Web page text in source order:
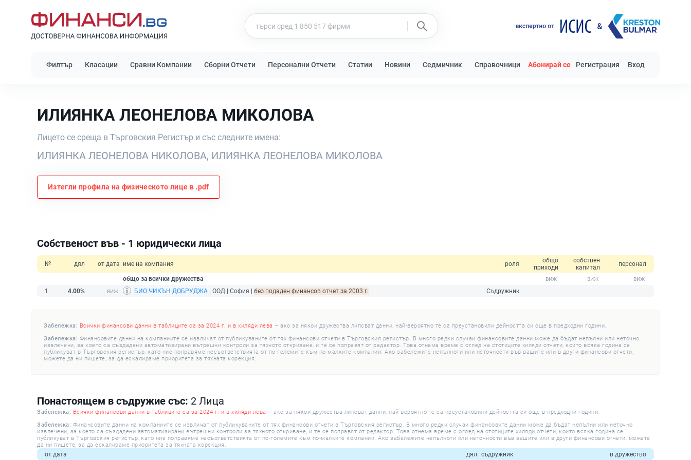
Филтър Класации Сравни Компании Сборни Отчети Персонални Отчети Статии Новини Седмичник Справочници Абонирай се Регистрация Вход
ИЛИЯНКА ЛЕОНЕЛОВА МИКОЛОВА
Лицето се среща в Търговския Регистър и със следните имена:
ИЛИЯНКА ЛЕОНЕЛОВА НИКОЛОВА, ИЛИЯНКА ЛЕОНЕЛОВА МИКОЛОВА
Изтегли профила на физическото лице в .pdf
Собственост във - 1 юридически лица
№ дял от дата име на компания роля
общо
приходи
собствен
капитал
персонал
общо за всички дружества
1
4.00% БИО ЧИКЪН ДОБРУДЖА | ООД | София | без подаден финансов отчет за 2003 г. Съдружник
Забележка: Всички финансови данни в таблиците са за 2024 г. и в хиляди лева – ако за някои дружества липсват данни, най-вероятно те са преустановили дейността си още в предходни години.
Забележка: Финансовите данни на компаниите се извличат от публикуваните от тях финансови отчети в Търговския регистър. В много редки случаи финансовите данни може да бъдат непълни или неточно
извлечени, за което са създадени автоматизирани вътрешни контроли за тяхното откриване, и те се поправят от редактор. Това отнема време с оглед на стотиците хиляди отчети, които всяка година се
публикуват в Търговския регистър, като ние поправяме несъответствията от по-големите към по-малките компании. Ако забележите непълноти или неточности във вашите или в други финансови отчети,
можете да ни пишете, за да ескалираме приоритета за тяхната корекция.
Понастоящем в съдружие със: 2 Лица
Забележка: Всички финансови данни в таблиците са за 2024 г. и в хиляди лева – ако за някои дружества липсват данни, най-вероятно те са преустановили дейността си още в предходни години.
Забележка: Финансовите данни на компаниите се извличат от публикуваните от тях финансови отчети в Търговския регистър. В много редки случаи финансовите данни може да бъдат непълни или неточно
извлечени, за което са създадени автоматизирани вътрешни контроли за тяхното откриване, и те се поправят от редактор. Това отнема време с оглед на стотиците хиляди отчети, които всяка година се
публикуват в Търговския регистър, като ние поправяме несъответствията от по-големите към по-малките компании. Ако забележите непълноти или неточности във вашите или в други финансови отчети, можете
да ни пишете, за да ескалираме приоритета за тяхната корекция.
от дата дял съдружник в дружество